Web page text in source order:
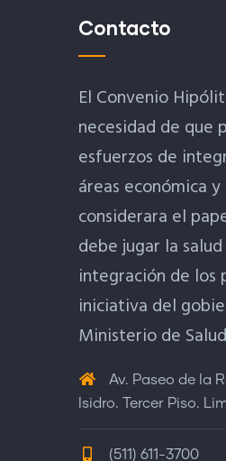
Contacto
El Convenio
necesidad de que
esfuerzos de
áreas económica
considerara el
debe jugar la
integración de los
iniciativa del
Ministerio de
Av. Paseo de la
Isidro. Tercer Piso.
(511) 611-3700